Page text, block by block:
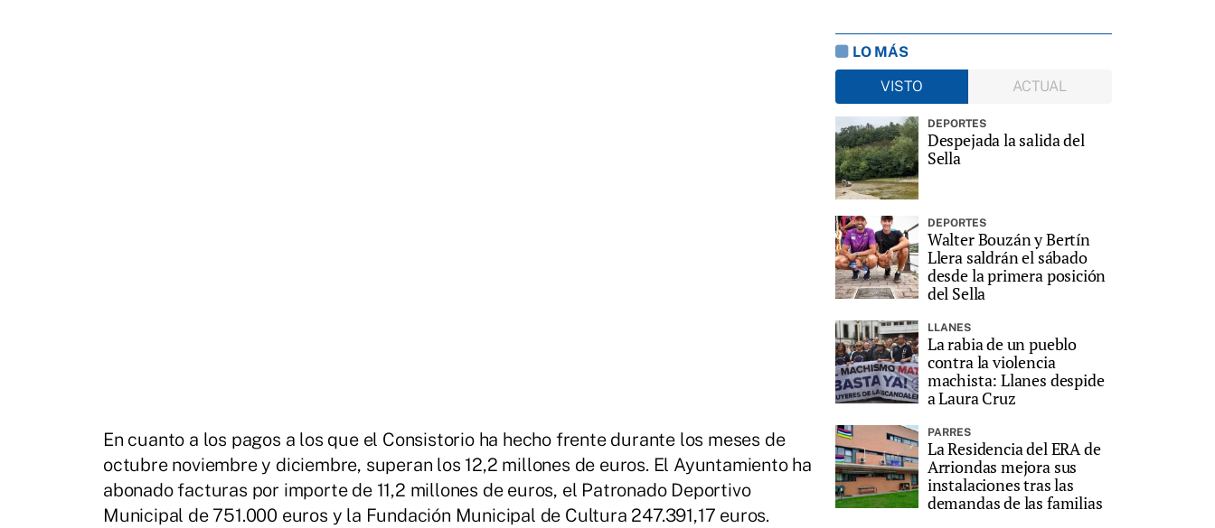
En cuanto a los pagos a los que el Consistorio ha hecho frente durante los meses de
octubre noviembre y diciembre, superan los 12,2 millones de euros. El Ayuntamiento ha
abonado facturas por importe de 11,2 millones de euros, el Patronado Deportivo
Municipal de 751.000 euros y la Fundación Municipal de Cultura 247.391,17 euros.
LO MÁS
VISTO
ACTUAL
DEPORTES
Despejada la salida del
Sella
DEPORTES
Walter Bouzán y Bertín
Llera saldrán el sábado
desde la primera posición
del Sella
LLANES
La rabia de un pueblo
contra la violencia
machista: Llanes despide
a Laura Cruz
PARRES
La Residencia del ERA de
Arriondas mejora sus
instalaciones tras las
demandas de las familias